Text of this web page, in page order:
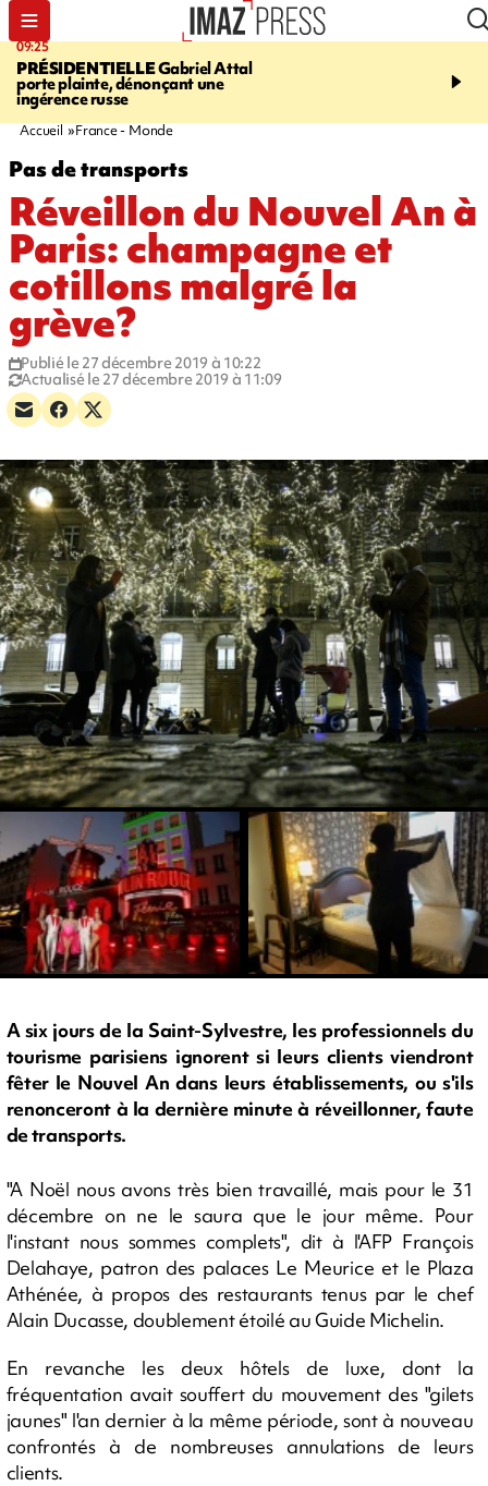
09:25
PRÉSIDENTIELLEGabriel Attal
porte plainte, dénonçant une
ingérence russe
11:43
accident après le virage
Accueil France - Monde
Pas de transports
Réveillon du Nouvel An à
Paris: champagne et
cotillons malgré la
grève?
Publié le 27 décembre 2019 à 10:22
Actualisé le 27 décembre 2019 à 11:09
A six jours de la Saint-Sylvestre, les professionnels du
tourisme parisiens ignorent si leurs clients viendront
fêter le Nouvel An dans leurs établissements, ou s'ils
renonceront à la dernière minute à réveillonner, faute
de transports.
"A Noël nous avons très bien travaillé, mais pour le 31
décembre on ne le saura que le jour même. Pour
l'instant nous sommes complets", dit à l'AFP François
Delahaye, patron des palaces Le Meurice et le Plaza
Athénée, à propos des restaurants tenus par le chef
Alain Ducasse, doublement étoilé au Guide Michelin.
En revanche les deux hôtels de luxe, dont la
fréquentation avait souffert du mouvement des "gilets
jaunes" l'an dernier à la même période, sont à nouveau
confrontés à de nombreuses annulations de leurs
clients.